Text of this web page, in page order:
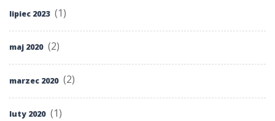
lipiec 2023 (1)
maj 2020 (2)
marzec 2020 (2)
luty 2020 (1)